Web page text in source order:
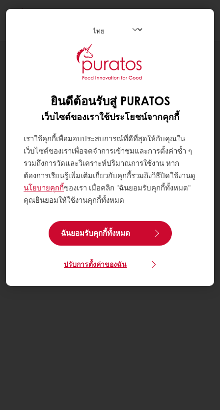
สูตรทำขนม
ROLL CAKES
ยินดีต้อนรับสู่ PURATOS
เว็บไซต์ของเราใช้ประโยชน์จากคุกกี้
เราใช้คุกกี้เพื่อมอบประสบการณ์ที่ดีที่สุดให้กับคุณใน
เว็บไซต์ของเราเพื่อจดจำการเข้าชมและการตั้งค่าซ้ำ ๆ
รวมถึงการวัดและวิเคราะห์ปริมาณการใช้งาน หาก
ต้องการเรียนรู้เพิ่มเติมเกี่ยวกับคุกกี้รวมถึงวิธีปิดใช้งานดู
นโยบายคุกกี้ของเรา เมื่อคลิก "ฉันยอมรับคุกกี้ทั้งหมด"
คุณยินยอมให้ใช้งานคุกกี้ทั้งหมด
ฉันยอมรับคุกกี้ทั้งหมด
ปรับการตั้งค่าของฉัน